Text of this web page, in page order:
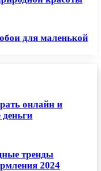
для маленькой
онлайн и
тренды
2024